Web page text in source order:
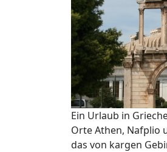
Ein Urlaub in
Orte Athen, Nafplio
das von kargen